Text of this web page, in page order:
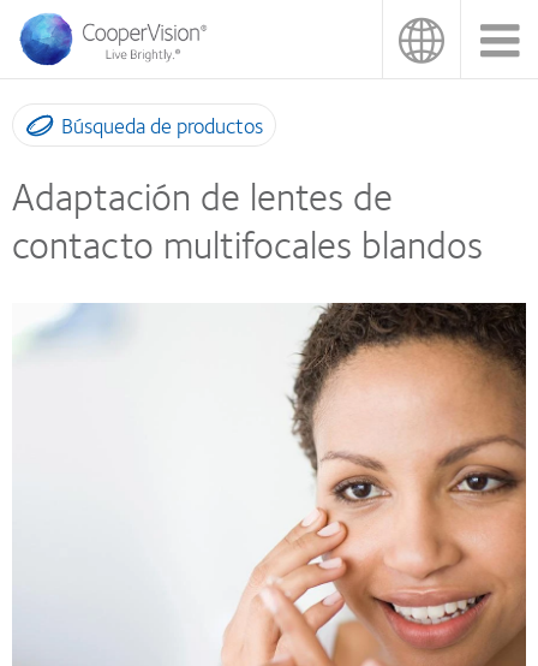
Pasar
contenido
principal
Búsqueda de productos
Adaptación de lentes de
contacto multifocales blandos